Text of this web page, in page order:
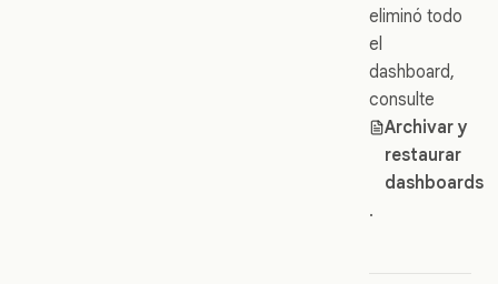
eliminó todo
el
dashboard,
consulte
Archivar y
restaurar
dashboards
.